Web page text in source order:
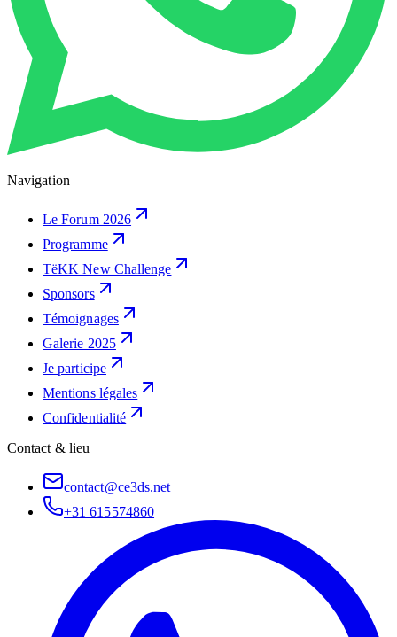
Navigation
Le Forum 2026
Programme
TëKK New Challenge
Sponsors
Témoignages
Galerie 2025
Je participe
Mentions légales
Confidentialité
Contact & lieu
contact@ce3ds.net
+31 615574860